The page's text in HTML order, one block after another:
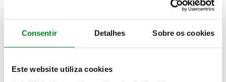
Consentir Detalhes Sobre os cookies
Este website utiliza cookies
respetivamente. A bateria é nova e mais potente, no
entanto ficou mais pequena e leveo que permite
prestações melhores e a redução do consumo , bem
Toyota Safety Senseinclui alerta do angulo morto,